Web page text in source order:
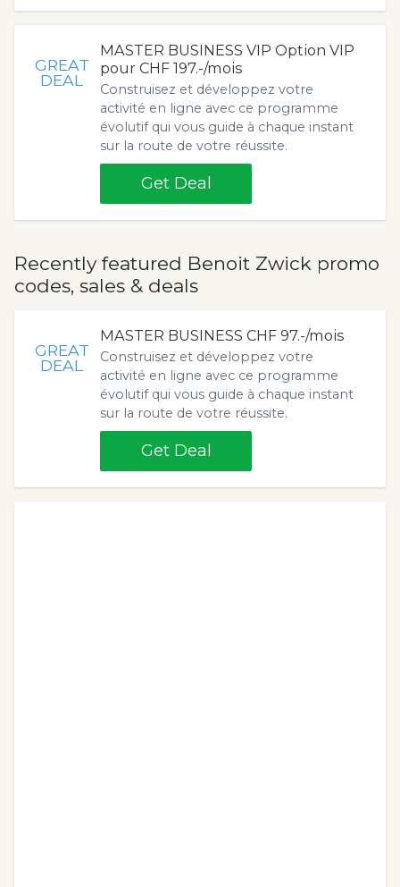
GREAT
DEAL
MASTER BUSINESS VIP Option VIP
pour CHF 197.-/mois
Construisez et développez votre
activité en ligne avec ce programme
évolutif qui vous guide à chaque instant
sur la route de votre réussite.
Get Deal
Recently featured Benoit Zwick promo
codes, sales & deals
GREAT
DEAL
MASTER BUSINESS CHF 97.-/mois
Construisez et développez votre
activité en ligne avec ce programme
évolutif qui vous guide à chaque instant
sur la route de votre réussite.
Get Deal